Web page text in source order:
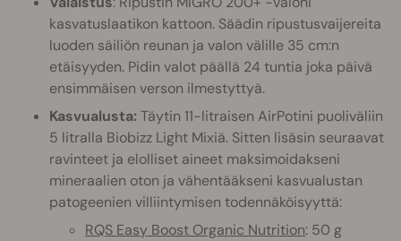
kasvatuslaatikon kattoon. Säädin ripustusvaijereita
luoden säiliön reunan ja valon välille 35 cm:n
etäisyyden. Pidin valot päällä 24 tuntia joka päivä
ensimmäisen verson ilmestyttyä.
Kasvualusta: Täytin 11-litraisen AirPotini puoliväliin
5 litralla Biobizz Light Mixiä. Sitten lisäsin seuraavat
ravinteet ja elolliset aineet maksimoidakseni
mineraalien oton ja vähentääkseni kasvualustan
patogeenien villiintymisen todennäköisyyttä:
RQS Easy Boost Organic Nutrition: 50 g